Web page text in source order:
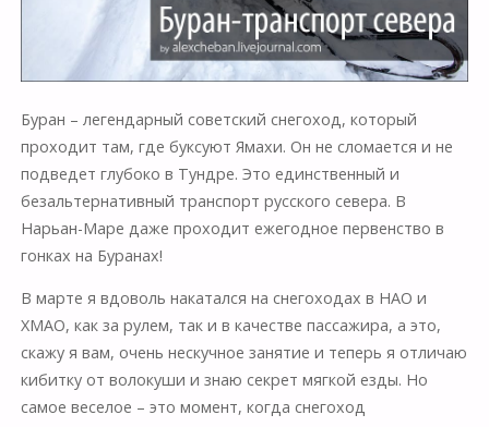
Буран – легендарный советский снегоход, который
проходит там, где буксуют Ямахи. Он не сломается и не
подведет глубоко в Тундре. Это единственный и
безальтернативный транспорт русского севера. В
Нарьан-Маре даже проходит ежегодное первенство в
гонках на Буранах!
В марте я вдоволь накатался на снегоходах в НАО и
ХМАО, как за рулем, так и в качестве пассажира, а это,
скажу я вам, очень нескучное занятие и теперь я отличаю
кибитку от волокуши и знаю секрет мягкой езды. Но
самое веселое – это момент, когда снегоход